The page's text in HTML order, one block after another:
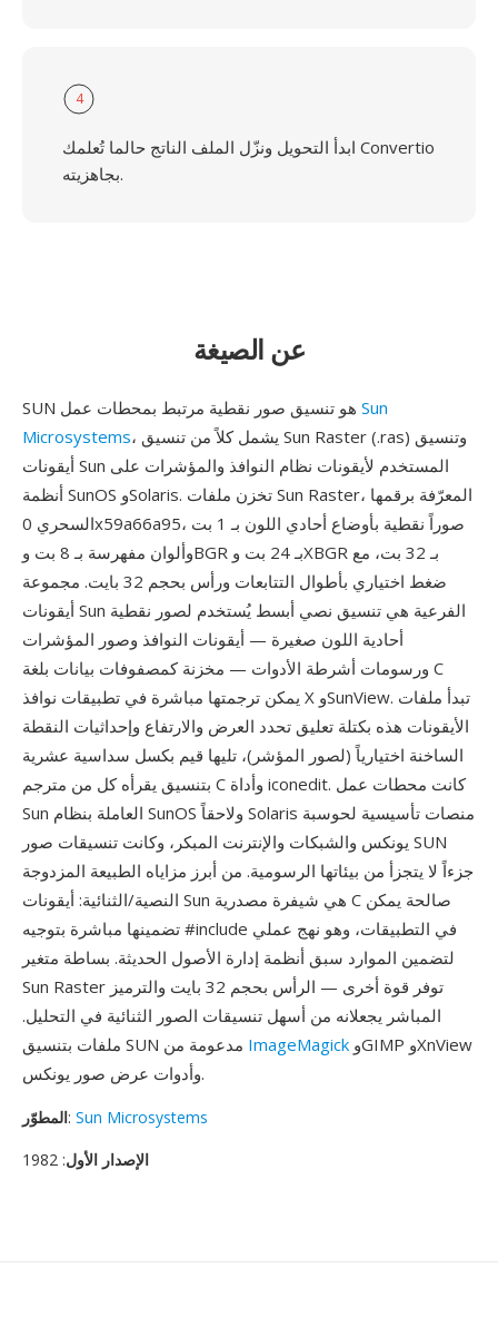
4
ابدأ التحويل ونزّل الملف الناتج حالما تُعلمك Convertio
بجاهزيته.
عن الصيغة
Sun
Microsystems، يشمل كلاً من تنسيق Sun Raster (.ras) وتنسيق
أيقونات Sun المستخدم لأيقونات نظام النوافذ والمؤشرات على
أنظمة SunOS وSolaris. تخزن ملفات Sun Raster، المعرّفة برقمها
السحري 0x59a66a95، صوراً نقطية بأوضاع أحادي اللون بـ 1 بت
وألوان مفهرسة بـ 8 بت وBGR بـ 24 بت وXBGR بـ 32 بت، مع
ضغط اختياري بأطوال التتابعات ورأس بحجم 32 بايت. مجموعة
أيقونات Sun الفرعية هي تنسيق نصي أبسط يُستخدم لصور نقطية
أحادية اللون صغيرة — أيقونات النوافذ وصور المؤشرات
ورسومات أشرطة الأدوات — مخزنة كمصفوفات بيانات بلغة C
يمكن ترجمتها مباشرة في تطبيقات نوافذ X وSunView. تبدأ ملفات
الأيقونات هذه بكتلة تعليق تحدد العرض والارتفاع وإحداثيات النقطة
الساخنة اختيارياً (لصور المؤشر)، تليها قيم بكسل سداسية عشرية
بتنسيق يقرأه كل من مترجم C وأداة iconedit. كانت محطات عمل
Sun العاملة بنظام SunOS ولاحقاً Solaris منصات تأسيسية لحوسبة
يونكس والشبكات والإنترنت المبكر، وكانت تنسيقات صور SUN
جزءاً لا يتجزأ من بيئاتها الرسومية. من أبرز مزاياه الطبيعة المزدوجة
النصية/الثنائية: أيقونات Sun هي شيفرة مصدرية C صالحة يمكن
تضمينها مباشرة بتوجيه #include في التطبيقات، وهو نهج عملي
لتضمين الموارد سبق أنظمة إدارة الأصول الحديثة. بساطة متغير
Sun Raster توفر قوة أخرى — الرأس بحجم 32 بايت والترميز
المباشر يجعلانه من أسهل تنسيقات الصور الثنائية في التحليل.
ImageMagick
وأدوات عرض صور يونكس.
المطوّر: Sun Microsystems
الإصدار الأول: 1982